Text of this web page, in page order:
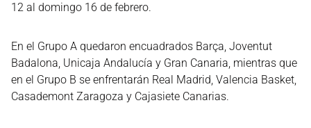
12 al domingo 16 de febrero.
En el Grupo A quedaron encuadrados Barça, Joventut
Badalona, Unicaja Andalucía y Gran Canaria, mientras que
en el Grupo B se enfrentarán Real Madrid, Valencia Basket,
Casademont Zaragoza y Cajasiete Canarias.